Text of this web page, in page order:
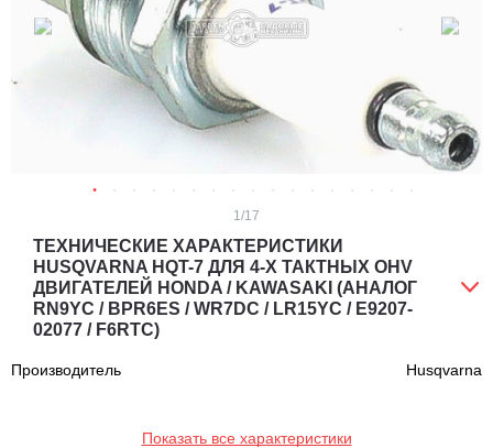
1/17
ТЕХНИЧЕСКИЕ ХАРАКТЕРИСТИКИ
HUSQVARNA HQT-7 ДЛЯ 4-Х ТАКТНЫХ OHV
ДВИГАТЕЛЕЙ HONDA / KAWASAKI (АНАЛОГ
RN9YC / BPR6ES / WR7DC / LR15YC / E9207-
02077 / F6RTC)
Производитель Husqvarna
Показать все характеристики